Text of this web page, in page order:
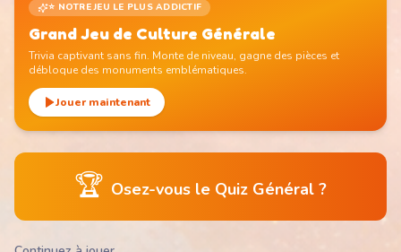
⭐ NOTRE JEU LE PLUS ADDICTIF
Grand Jeu de Culture Générale
Trivia captivant sans fin. Monte de niveau, gagne des pièces et
débloque des monuments emblématiques.
Jouer maintenant
🏆 Osez-vous le Quiz Général ?